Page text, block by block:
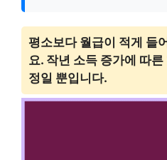
평소보다 월급이 적게 들
요. 작년 소득 증가에 따
정일 뿐입니다.